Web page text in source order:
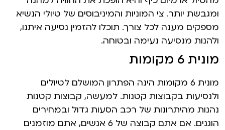
ומגבשת יותר. צי המוניות והמיניבוסים של טיולי הנשיא
מספקים מענה לכל צורך. תוכלו להזמין נסיעה איתנו,
ולהנות מנסיעה נעימה ובטוחה.
מונית 6 מקומות
מונית 6 מקומות הינה הפתרון המושלם לטיולים
ולנסיעות בקבוצות קטנות. למעשה, קבוצות קטנות
נהנות מהיתרונות של רכב הסעות גדול ובמחירים
הוגנים. אם אתם קבוצה של 6 אנשים, אתם מוזמנים